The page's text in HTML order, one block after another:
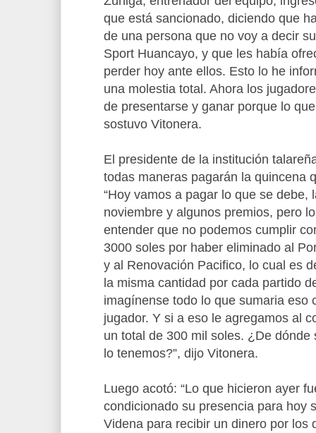
que está sancionado, diciendo que
de una persona que no voy a decir
Sport Huancayo, y que les había
perder hoy ante ellos. Esto lo he
una molestia total. Ahora los
de presentarse y ganar porque lo
sostuvo Vitonera.
El presidente de la institución
todas maneras pagarán la quincena
“Hoy vamos a pagar lo que se debe,
noviembre y algunos premios, pero
entender que no podemos cumplir
3000 soles por haber eliminado al
y al Renovación Pacifico, lo cual es
la misma cantidad por cada partido
imagínense todo lo que sumaria eso
jugador. Y si a eso le agregamos al
un total de 300 mil soles. ¿De
lo tenemos?”, dijo Vitonera.
Luego acotó: “Lo que hicieron ayer
condicionado su presencia para hoy
Videna para recibir un dinero por los